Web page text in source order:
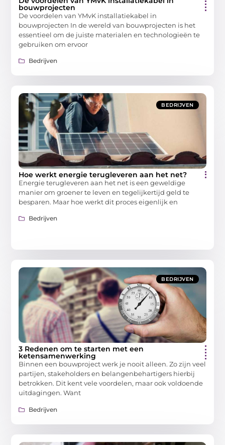
bouwprojecten
De voordelen van YMvK installatiekabel in
bouwprojecten In de wereld van bouwprojecten is het
essentieel om de juiste materialen en technologieën te
gebruiken om ervoor
Bedrijven
BEDRIJVEN
Hoe werkt energie terugleveren aan het net?
Energie terugleveren aan het net is een geweldige
manier om groener te leven en tegelijkertijd geld te
besparen. Maar hoe werkt dit proces eigenlijk en
Bedrijven
BEDRIJVEN
3 Redenen om te starten met een
ketensamenwerking
Binnen een bouwproject werk je nooit alleen. Zo zijn veel
partijen, stakeholders en belangenbehartigers hierbij
betrokken. Dit kent vele voordelen, maar ook voldoende
uitdagingen. Want
Bedrijven